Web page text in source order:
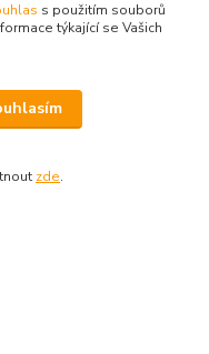
s použitím souborů
týkající se Vašich
zde.